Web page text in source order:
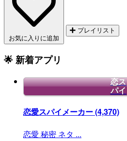
お気に入りに追加
プレイリスト
🌟 新着アプリ
恋ス
パイ
恋愛スパイメーカー(4,370)
恋愛 秘密 ネタ ...